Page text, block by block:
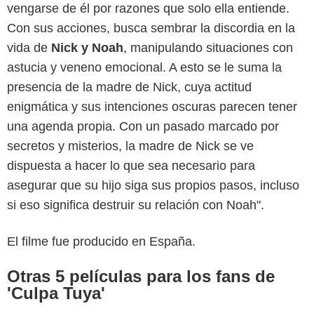
vengarse de él por razones que solo ella entiende.
Con sus acciones, busca sembrar la discordia en la
vida de Nick y Noah, manipulando situaciones con
astucia y veneno emocional. A esto se le suma la
presencia de la madre de Nick, cuya actitud
enigmática y sus intenciones oscuras parecen tener
una agenda propia. Con un pasado marcado por
secretos y misterios, la madre de Nick se ve
dispuesta a hacer lo que sea necesario para
asegurar que su hijo siga sus propios pasos, incluso
si eso significa destruir su relación con Noah".
El filme fue producido en España.
Otras 5 películas para los fans de
'Culpa Tuya'
Prime Video